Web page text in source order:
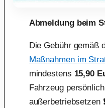
Abmeldung beim
Die Gebühr gemäß
Maßnahmen im
mindestens 15,90
Fahrzeug
außerbetriebsetzen ❗